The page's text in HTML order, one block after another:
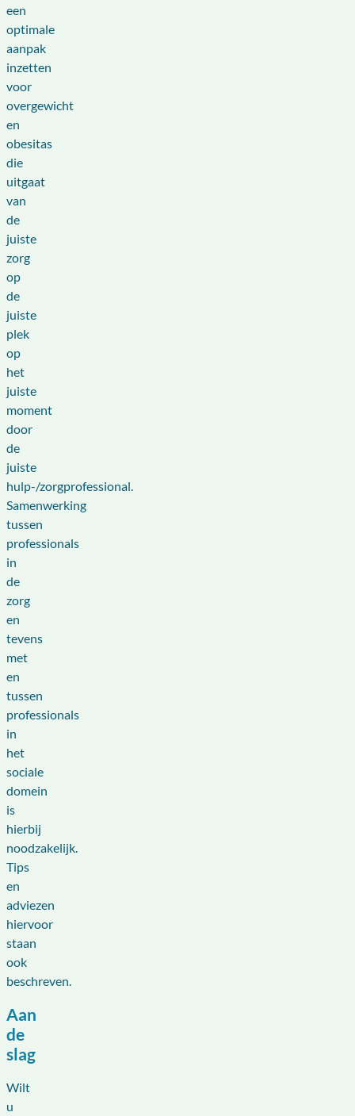
een
optimale
aanpak
inzetten
voor
overgewicht
en
obesitas
die
uitgaat
van
de
juiste
zorg
op
de
juiste
plek
op
het
juiste
moment
door
de
juiste
hulp-/zorgprofessional.
Samenwerking
tussen
professionals
in
de
zorg
en
tevens
met
en
tussen
professionals
in
het
sociale
domein
is
hierbij
noodzakelijk.
Tips
en
adviezen
hiervoor
staan
ook
beschreven.
Aan
de
slag
Wilt
u